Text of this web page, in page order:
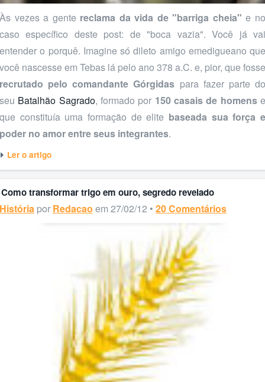
Às vezes a gente reclama da vida de "barriga cheia" e
caso específico deste post: de "boca vazia". Você já vai
entender o porquê. Imagine só dileto amigo emedigueano que
você nascesse em Tebas lá pelo ano 378 a.C. e, pior, que fosse
recrutado pelo comandante Górgidas para fazer parte
seu Batalhão Sagrado, formado por 150 casais de homens
que constituía uma formação de elite baseada sua força e
poder no amor entre seus integrantes.
Ler o artigo
Como transformar trigo em ouro, segredo revelado
História por Redacao em 27/02/12 • 20 Comentários